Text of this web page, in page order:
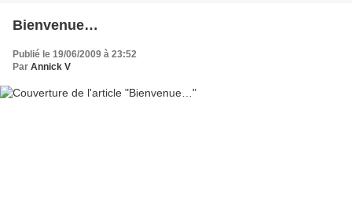
Bienvenue…
Publié le 19/06/2009 à 23:52
Par Annick V